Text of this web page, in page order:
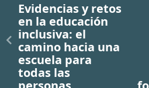
Evidencias y retos
en la educación
inclusiva: el
camino hacia una
escuela para
todas las